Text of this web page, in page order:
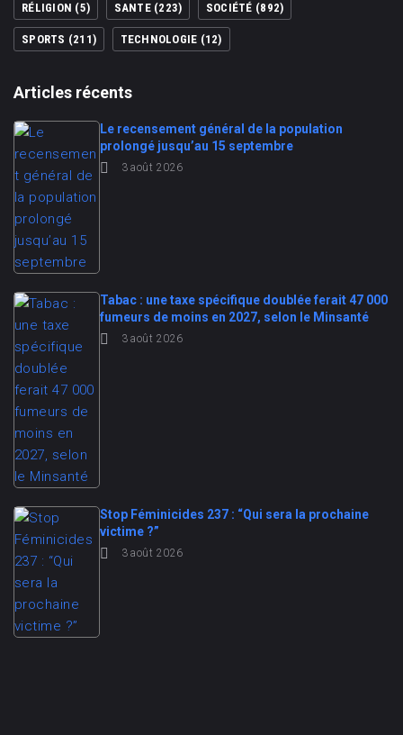
RÉLIGION (5) SANTE(223) SOCIÉTÉ (892)
SPORTS (211) TECHNOLOGIE (12)
Articles récents
Le recensement général de la population
prolongé jusqu’au 15 septembre
3 août 2026
Tabac : une taxe spécifique doublée ferait 47 000
fumeurs de moins en 2027, selon le Minsanté
3 août 2026
Stop Féminicides 237 : “Qui sera la prochaine
victime ?”
3 août 2026